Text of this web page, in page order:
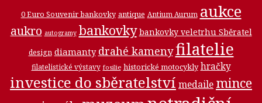
0 Euro Souvenir bankovky antique Antium Aurum aukce
aukro autogramy bankovky bankovky veletrhu Sběratel
design diamanty drahé kamenyfilatelie
filatelistické výstavy fosilie historické motocykly hračky
investice do sběratelství medaile mince